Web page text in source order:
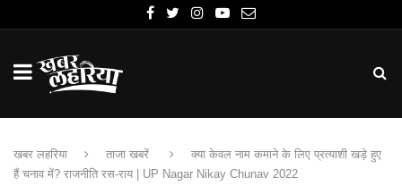
खबर लहरिया ताजा खबरें
क्या केवल नाम कमाने के लिए प्रत्याशी खड़े हुए
हैं चनाव में? राजनीति रस-राय | UP Nagar Nikay Chunav 2022